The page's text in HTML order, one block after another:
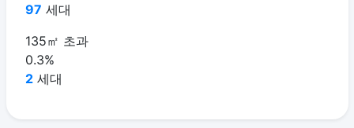
97 세대
135㎡ 초과
0.3%
2 세대